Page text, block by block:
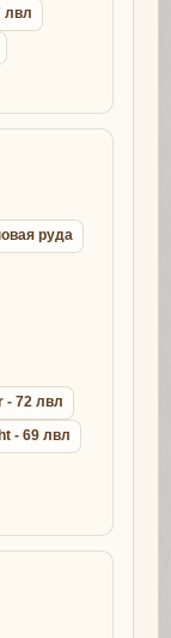
лвл
руда
- 72 лвл
- 69 лвл